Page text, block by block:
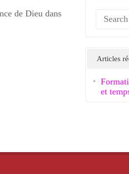
de Dieu dans
Articles
et